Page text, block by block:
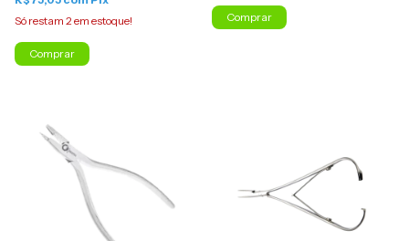
Só restam 2em estoque!